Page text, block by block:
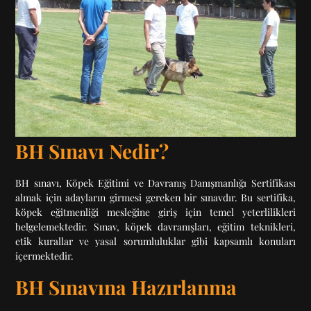
BH Sınavı Nedir?
BH sınavı, Köpek Eğitimi ve Davranış Danışmanlığı Sertifikası
almak için adayların girmesi gereken bir sınavdır. Bu sertifika,
köpek eğitmenliği mesleğine giriş için temel yeterlilikleri
belgelemektedir. Sınav, köpek davranışları, eğitim teknikleri,
etik kurallar ve yasal sorumluluklar gibi kapsamlı konuları
içermektedir.
BH Sınavına Hazırlanma